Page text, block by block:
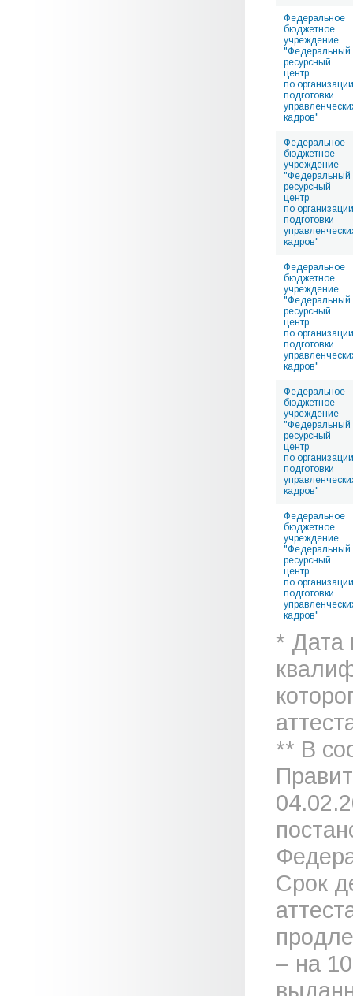
Федеральное
бюджетное
учреждение
"Федеральный
ресурсный
центр
по организации
подготовки
кадров"
Федеральное
бюджетное
учреждение
"Федеральный
ресурсный
центр
по организации
подготовки
кадров"
Федеральное
бюджетное
учреждение
"Федеральный
ресурсный
центр
по организации
подготовки
кадров"
Федеральное
бюджетное
учреждение
"Федеральный
ресурсный
центр
по организации
подготовки
кадров"
Федеральное
бюджетное
учреждение
"Федеральный
ресурсный
центр
по организации
подготовки
кадров"
* Дата
** В
Срок
– на